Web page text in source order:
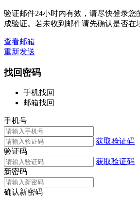
验证邮件24小时内有效，请尽快登录您
成验证。若未收到邮件请先确认是否在
查看邮箱
重新发送
找回密码
手机找回
邮箱找回
手机号
获取验证码
验证码
获取验证码
新密码
确认新密码